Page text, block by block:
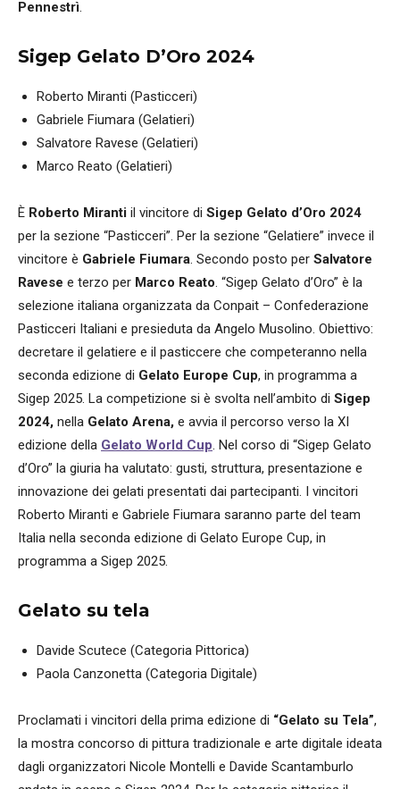
Pennestrì.
Sigep Gelato D’Oro 2024
Roberto Miranti (Pasticceri)
Gabriele Fiumara (Gelatieri)
Salvatore Ravese (Gelatieri)
Marco Reato (Gelatieri)
È Roberto Miranti il vincitore di Sigep Gelato d’Oro 2024
per la sezione “Pasticceri”. Per la sezione “Gelatiere” invece il
vincitore è Gabriele Fiumara. Secondo posto per Salvatore
Ravese e terzo per Marco Reato. “Sigep Gelato d’Oro” è la
selezione italiana organizzata da Conpait – Confederazione
Pasticceri Italiani e presieduta da Angelo Musolino. Obiettivo:
decretare il gelatiere e il pasticcere che competeranno nella
seconda edizione di Gelato Europe Cup, in programma a
Sigep 2025. La competizione si è svolta nell’ambito di Sigep
2024, nella Gelato Arena, e avvia il percorso verso la XI
edizione della Gelato World Cup. Nel corso di “Sigep Gelato
d’Oro” la giuria ha valutato: gusti, struttura, presentazione e
innovazione dei gelati presentati dai partecipanti. I vincitori
Roberto Miranti e Gabriele Fiumara saranno parte del team
Italia nella seconda edizione di Gelato Europe Cup, in
programma a Sigep 2025.
Gelato su tela
Davide Scutece (Categoria Pittorica)
Paola Canzonetta (Categoria Digitale)
Proclamati i vincitori della prima edizione di “Gelato su Tela”,
la mostra concorso di pittura tradizionale e arte digitale ideata
dagli organizzatori Nicole Montelli e Davide Scantamburlo